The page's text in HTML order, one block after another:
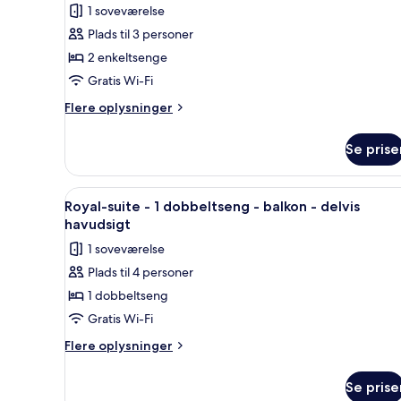
med
2
enkeltsenge
-
balkon
havudsigt
1 soveværelse
Plads til 3 personer
2 enkeltsenge
Gratis Wi-Fi
Flere oplysninger
Flere
værelse
med
2
enkeltsenge
balkon
havudsigt
Se
Indlæs
alle
billeder
af
Royal-
suite
-
1
Royal-suite - 1 dobbeltseng
6
Royal-suite - 1 dobbeltseng - balkon - delvis
havudsigt
1 soveværelse
Plads til 4 personer
1 dobbeltseng
Gratis Wi-Fi
Flere oplysninger
Flere
Se